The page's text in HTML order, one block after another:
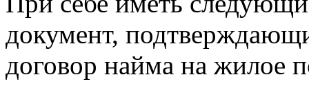
документ,
договор найма на жилое